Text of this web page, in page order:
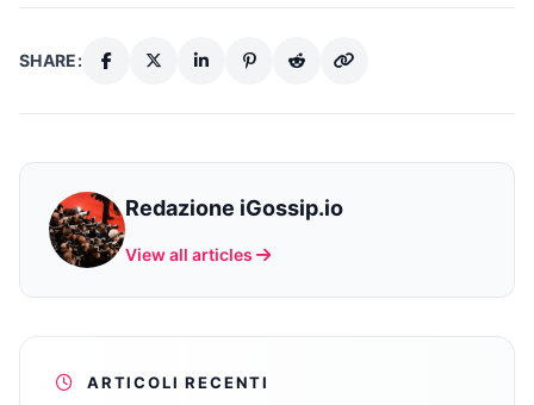
SHARE:
Redazione iGossip.io
View all articles
ARTICOLI RECENTI